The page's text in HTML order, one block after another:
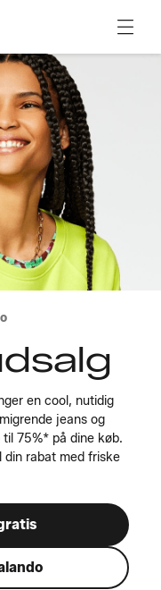
en cool, nutidig
jeans og
75%* på dine køb.
din rabat med friske